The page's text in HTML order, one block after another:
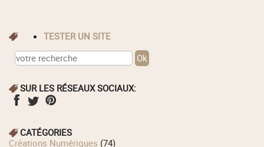
TESTER UN SITE
SUR LES RÉSEAUX SOCIAUX:
CATÉGORIES
Créations Numériques (74)